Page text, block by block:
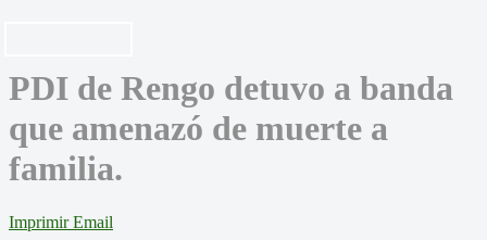
PDI de Rengo detuvo a banda
que amenazó de muerte a
familia.
Imprimir Email